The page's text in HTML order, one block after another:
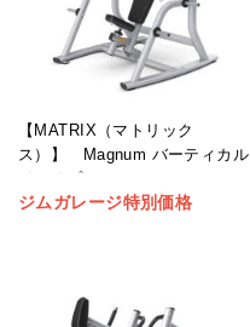
【MATRIX（マトリック
ス）】 Magnum バーティカル
ベンチプレス
ジムガレージ特別価格